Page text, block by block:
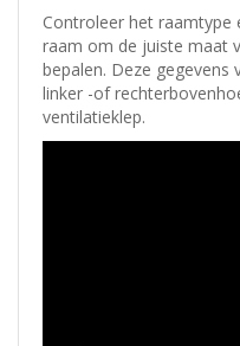
Controleer het raamtype
raam om de juiste maat
bepalen. Deze
linker -of
ventilatieklep.